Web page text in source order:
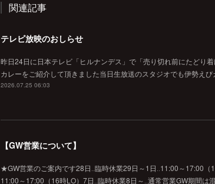
関連記事
テレビ放映のおしらせ
昨日24日に日本テレビ「ヒルナンデス」で「売り切れ前にたどり
カレーをご紹介して頂きました当日生放送のスタジオでも伊勢え
2026.07.25 06:03
【GW営業について】
★GW営業のご案内です28日‥臨時休業29日～1日‥11:00～17:00（
11:00～17:00（16時LO）7日‥臨時休業8日～‥通常営業GW期間